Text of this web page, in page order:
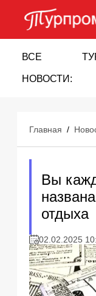
ВСЕ
НОВОСТИ:
Главная /
Вы
отдыха
02.02.2025